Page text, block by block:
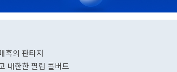
혹의 판타지
내한한 필립 콜버트